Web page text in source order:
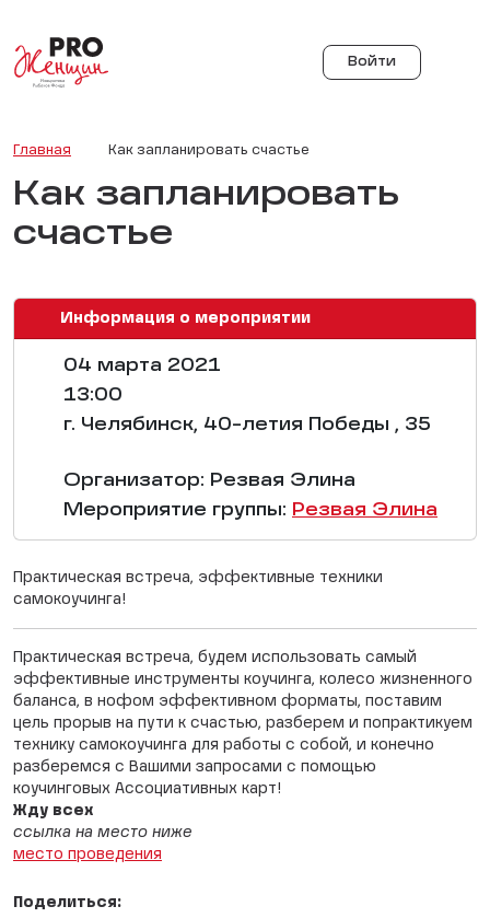
Войти
Главная Как запланировать счастье
Как запланировать
счастье
Информация о мероприятии
04 марта 2021
13:00
г. Челябинск, 40-летия Победы , 35
Организатор: Резвая Элина
Мероприятие группы: Резвая Элина
Практическая встреча, эффективные техники
самокоучинга!
Практическая встреча, будем использовать самый
эффективные инструменты коучинга, колесо жизненного
баланса, в нофом эффективном форматы, поставим
цель прорыв на пути к счастью, разберем и попрактикуем
технику самокоучинга для работы с собой, и конечно
разберемся с Вашими запросами с помощью
коучинговых Ассоциативных карт!
Жду всех
ссылка на место ниже
место проведения
Поделиться: